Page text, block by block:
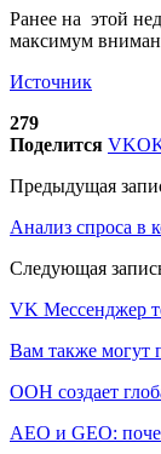
Ранее на этой
максимум
Источник
279
Поделится VK
Предыдущая
Анализ спроса в
Следующая
VK Мессенджер
Вам также могут
ООН создает
AEO и GEO: